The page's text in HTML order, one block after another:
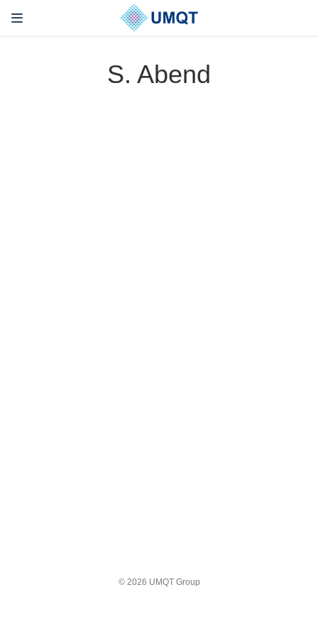
S. Abend
© 2026 UMQT Group